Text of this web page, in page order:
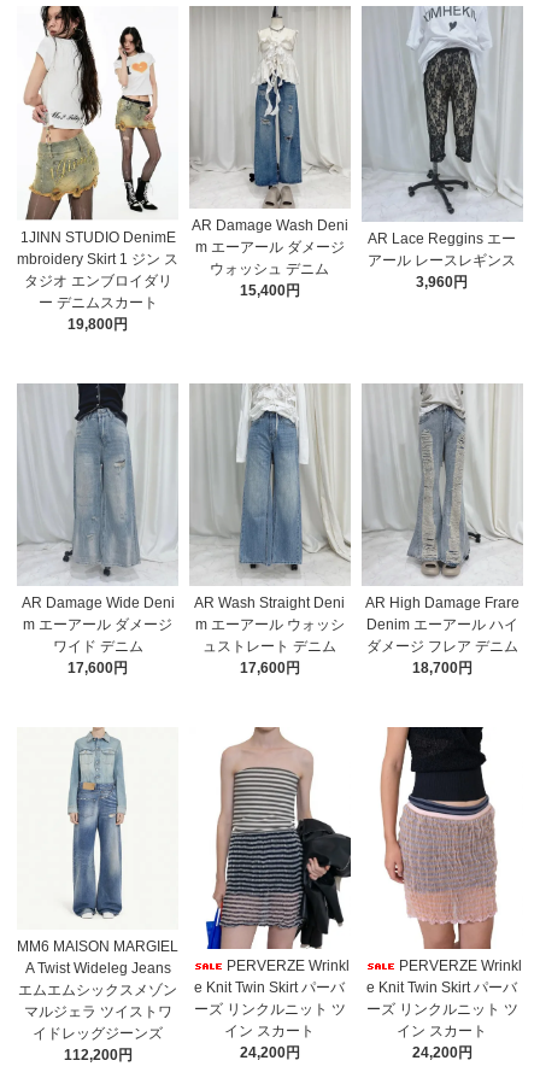
1JINN STUDIO DenimE
mbroidery Skirt 1 ジン ス
タジオ エンブロイダリ
ー デニムスカート
19,800円
AR Damage Wash Deni
m エーアール ダメージ
ウォッシュ デニム
15,400円
AR Lace Reggins エー
アール レースレギンス
3,960円
AR Damage Wide Deni
m エーアール ダメージ
ワイド デニム
17,600円
AR Wash Straight Deni
m エーアール ウォッシ
ュストレート デニム
17,600円
AR High Damage Frare
Denim エーアール ハイ
ダメージ フレア デニム
18,700円
MM6 MAISON MARGIEL
A Twist Wideleg Jeans
エムエムシックスメゾン
マルジェラ ツイストワ
イドレッグジーンズ
112,200円
PERVERZE Wrinkl
e Knit Twin Skirt パーバ
ーズ リンクルニット ツ
イン スカート
24,200円
PERVERZE Wrinkl
e Knit Twin Skirt パーバ
ーズ リンクルニット ツ
イン スカート
24,200円